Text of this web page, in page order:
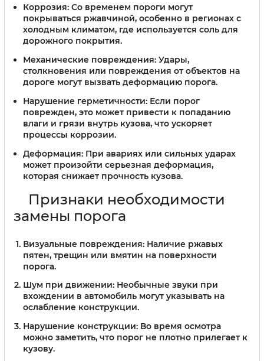
Коррозия: Со временем пороги могут
покрываться ржавчиной, особенно в регионах с
холодным климатом, где используется соль для
дорожного покрытия.
Механические повреждения: Удары,
столкновения или повреждения от объектов на
дороге могут вызвать деформацию порога.
Нарушение герметичности: Если порог
поврежден, это может привести к попаданию
влаги и грязи внутрь кузова, что ускоряет
процессы коррозии.
Деформация: При авариях или сильных ударах
может произойти серьезная деформация,
которая снижает прочность кузова.
Признаки необходимости
замены порога
Визуальные повреждения: Наличие ржавых
пятен, трещин или вмятин на поверхности
порога.
Шум при движении: Необычные звуки при
вхождении в автомобиль могут указывать на
ослабление конструкции.
Нарушение конструкции: Во время осмотра
можно заметить, что порог не плотно прилегает к
кузову.